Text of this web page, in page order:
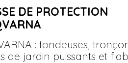
DE PROTECTION
: tondeuses,
de jardin puissants et